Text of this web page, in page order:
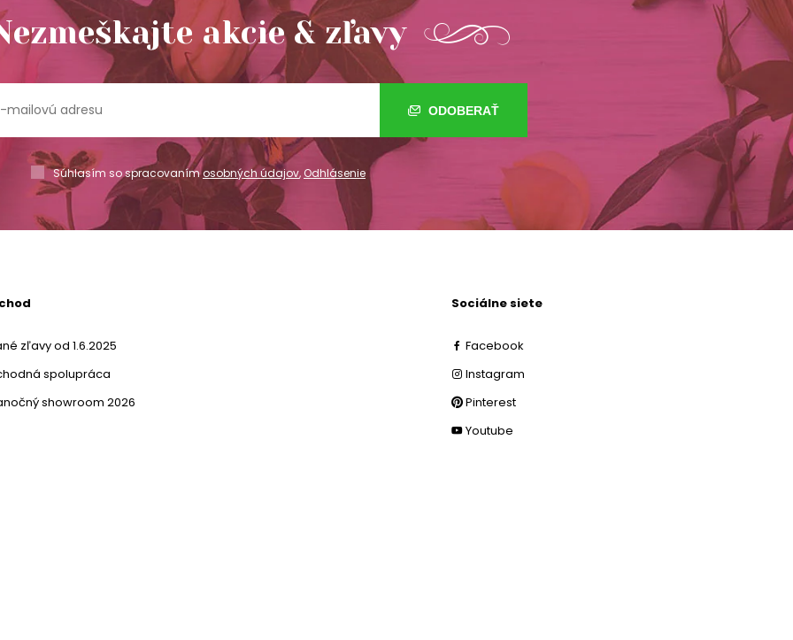
akcie & zľavy
ODOBERAŤ
Súhlasím so spracovanímosobných údajov,Odhlásenie
zľavy od 1.6.2025
spolupráca
showroom 2026
Sociálne siete
Facebook
Instagram
Pinterest
Youtube